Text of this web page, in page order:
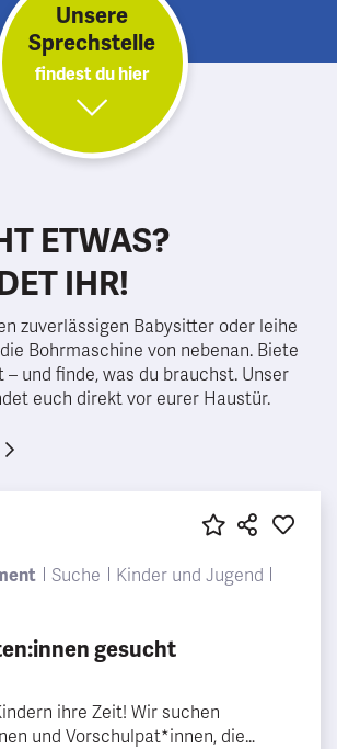
Unsere
Sprechstelle
findest du hier
Suche
Kinder und Jugend
gesucht
ihre Zeit! Wir suchen
und Vorschulpat*innen, die
ETWAS?
IHR!
zuverlässigen Babysitter oder leihe
Bohrmaschine von nebenan. Biete
– und finde, was du brauchst. Unser
euch direkt vor eurer Haustür.